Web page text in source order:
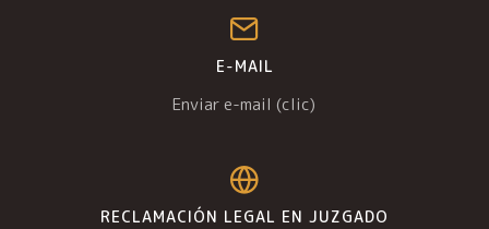
E-MAIL
Enviar e-mail (clic)
RECLAMACIÓN LEGAL EN JUZGADO